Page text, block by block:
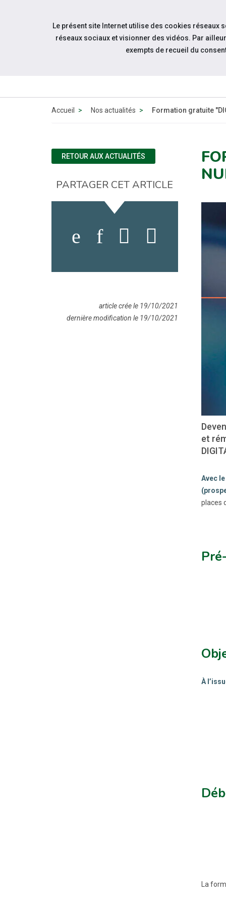
Aller au contenu
Accueil Nos actualités Formation gratuite
et
Avec
places
À
La
RETOUR AUX ACTUALITÉS
PARTAGER CET ARTICLE
article crée le 19/10/2021
dernière modification le 19/10/2021
Le présent site Internet utilise des cookies réseaux
réseaux sociaux et visionner des vidéos. Par
exempts de recueil du